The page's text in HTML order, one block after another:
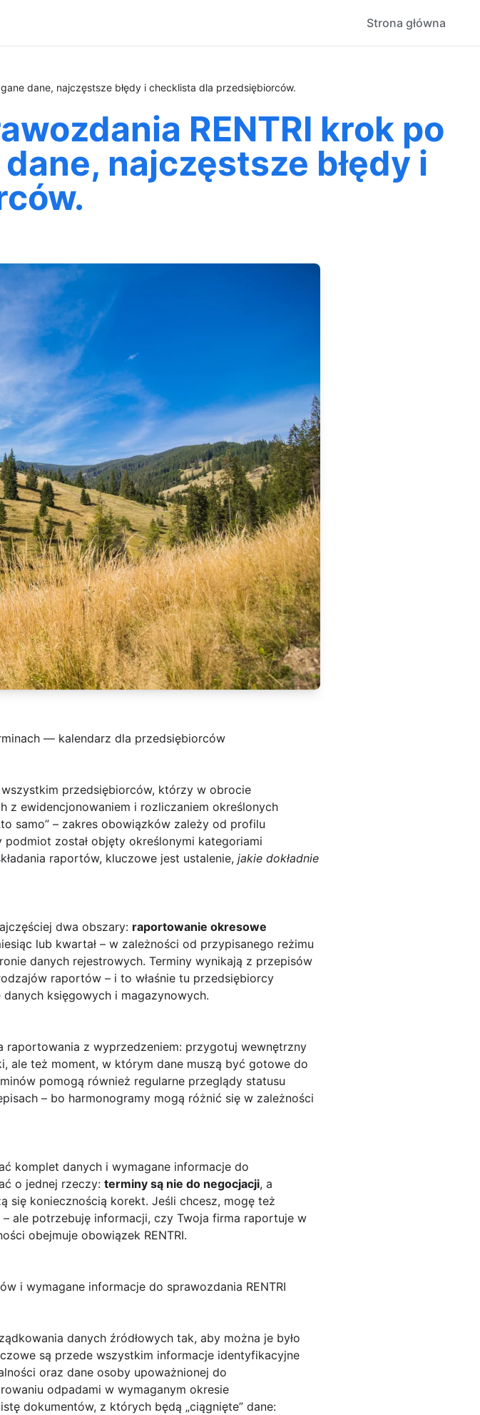
Strona główna
dane, najczęstsze błędy i checklista dla przedsiębiorców.
RENTRI krok po
najczęstsze błędy i
— kalendarz dla przedsiębiorców
przedsiębiorców, którzy w obrocie
ewidencjonowaniem i rozliczaniem określonych
samo” – zakres obowiązków zależy od profilu
został objęty określonymi kategoriami
raportów, kluczowe jest ustalenie, jakie dokładnie
dwa obszary: raportowanie okresowe
lub kwartał – w zależności od przypisanego reżimu
danych rejestrowych. Terminy wynikają z przepisów
raportów – i to właśnie tu przedsiębiorcy
księgowych i magazynowych.
raportowania z wyprzedzeniem: przygotuj wewnętrzny
ale też moment, w którym dane muszą być gotowe do
pomogą również regularne przeglądy statusu
– bo harmonogramy mogą różnić się w zależności
komplet danych i wymagane informacje do
o jednej rzeczy: terminy są nie do negocjacji, a
się koniecznością korekt. Jeśli chcesz, mogę też
ale potrzebuję informacji, czy Twoja firma raportuje w
obejmuje obowiązek RENTRI.
i wymagane informacje do sprawozdania RENTRI
danych źródłowych tak, aby można je było
są przede wszystkim informacje identyfikacyjne
oraz dane osoby upoważnionej do
odpadami w wymaganym okresie
dokumentów, z których będą „ciągnięte” dane: